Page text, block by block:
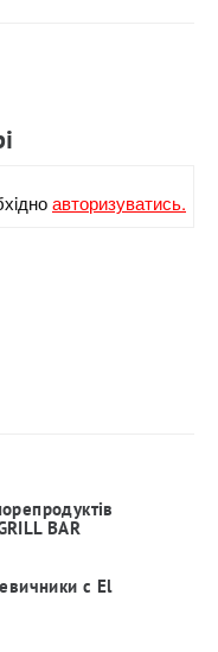
авторизуватись.
BAR
с El